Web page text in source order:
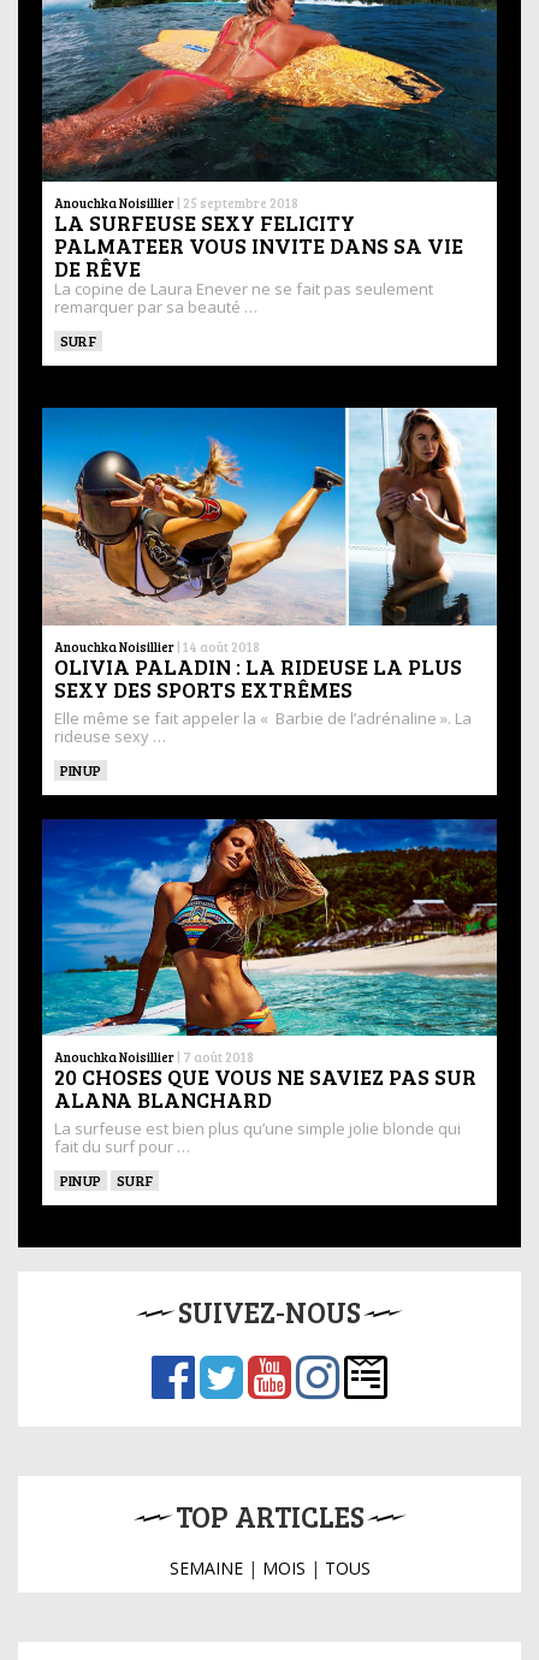
Anouchka Noisillier | 25 septembre 2018
LA SURFEUSE SEXY FELICITY
PALMATEER VOUS INVITE DANS SA VIE
DE RÊVE
La copine de Laura Enever ne se fait pas seulement
remarquer par sa beauté …
SURF
Anouchka Noisillier | 14 août 2018
OLIVIA PALADIN : LA RIDEUSE LA PLUS
SEXY DES SPORTS EXTRÊMES
Elle même se fait appeler la « Barbie de l’adrénaline ». La
rideuse sexy …
PINUP
Anouchka Noisillier | 7 août 2018
20 CHOSES QUE VOUS NE SAVIEZ PAS SUR
ALANA BLANCHARD
La surfeuse est bien plus qu’une simple jolie blonde qui
fait du surf pour …
PINUP SURF
SUIVEZ-NOUS
TOP ARTICLES
SEMAINE| MOIS | TOUS